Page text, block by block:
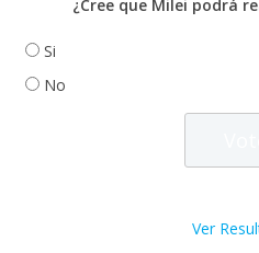
¿Cree que Milei podrá
Si
No
Ver